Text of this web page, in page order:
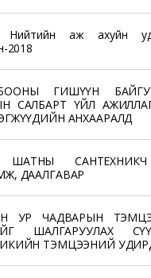
Нийтийн аж ахуйн
2018
ГИШҮҮН
САЛБАРТ ҮЙЛ
АНХААРАЛД
САНТЕХНИКЧ
ДААЛГАВАР
УР ЧАДВАРЫН
ШАЛГАРУУЛАХ
ТЭМЦЭЭНИЙ